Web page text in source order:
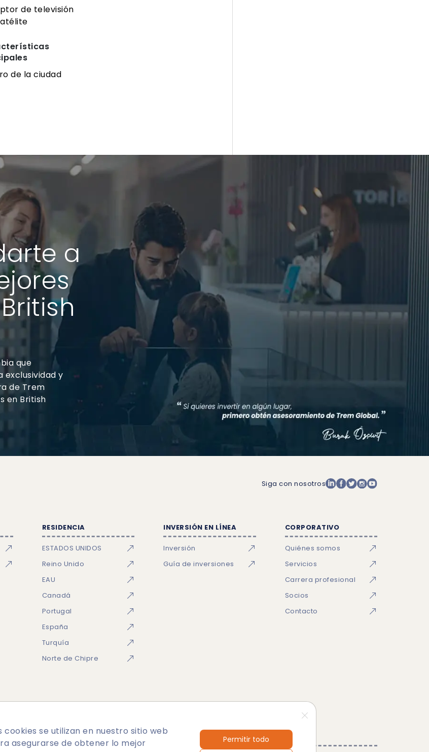
de televisión
de la ciudad
a
que
exclusividad y
de Trem
en British
cookies se utilizan en nuestro sitio web
asegurarse de obtener lo mejor
Permitir todo
Siga con nosotros
RESIDENCIA
ESTADOS UNIDOS
Reino Unido
EAU
Canadá
Portugal
España
Turquía
Norte de Chipre
INVERSIÓN EN LÍNEA
Inversión
Guía de inversiones
CORPORATIVO
Quiénes somos
Servicios
Carrera profesional
Socios
Contacto
cookies Mapa del sitio